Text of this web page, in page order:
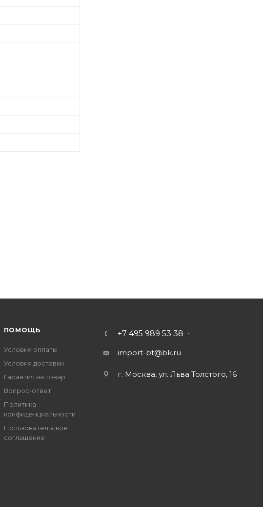
ПОМОЩЬ
Условия оплаты
Условия доставки
Гарантия на товар
Вопрос-ответ
Политика
конфиденциальности
Пользовательское
соглашение
+7 495 989 53 38
import-bt@bk.ru
г. Москва, ул. Льва Толстого, 16